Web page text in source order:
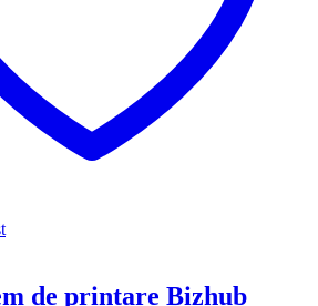
de printare Bizhub